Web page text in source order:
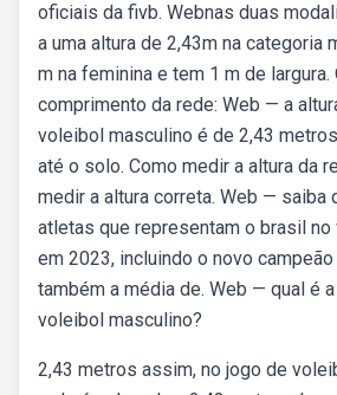
oficiais da fivb. Webnas duas
a uma altura de 2,43m na categoria
m na feminina e tem 1 m de
comprimento da rede: Web — a
voleibol masculino é de 2,43
até o solo. Como medir a altura da
medir a altura correta. Web — saiba
atletas que representam o brasil
em 2023, incluindo o novo
também a média de. Web — qual é
voleibol masculino?
2,43 metros assim, no jogo de